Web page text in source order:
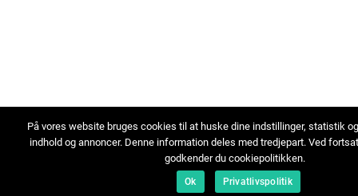
På vores website bruges cookies til at huske dine indstillinger, statistik
indhold og annoncer. Denne information deles med tredjepart. Ved
godkender du cookiepolitikken.
Ok Privatlivspolitik